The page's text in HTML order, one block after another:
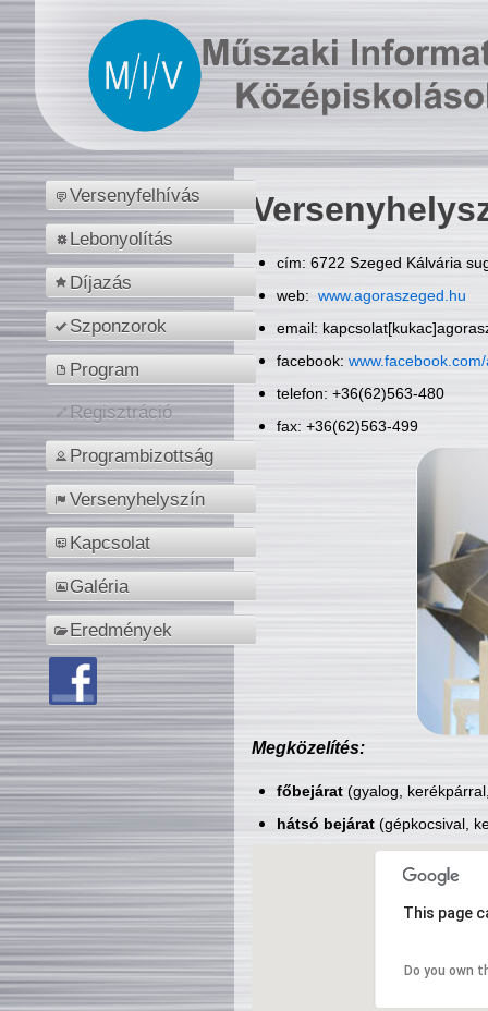
Versenyfelhívás
Lebonyolítás
Díjazás
Szponzorok
Program
Regisztráció
Programbizottság
Versenyhelyszín
Kapcsolat
Galéria
Eredmények
cím: 6722 Szeged Kálvária
web: www.agoraszeged.hu
email:
facebook:
telefon: +36(62)563-480
fax: +36(62)563-499
Megközelítés:
főbejárat(gyalog,
hátsó bejárat(gépkocsival,
This page
Do you own